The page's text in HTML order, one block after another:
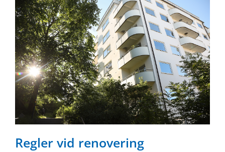
Regler vid renovering